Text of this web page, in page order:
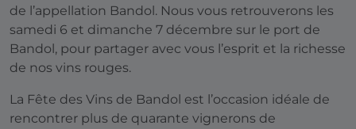
de l’appellation Bandol. Nous vous retrouverons les
samedi 6 et dimanche 7 décembre sur le port de
Bandol, pour partager avec vous l’esprit et la richesse
de nos vins rouges.
La Fête des Vins de Bandol est l’occasion idéale de
rencontrer plus de quarante vignerons de